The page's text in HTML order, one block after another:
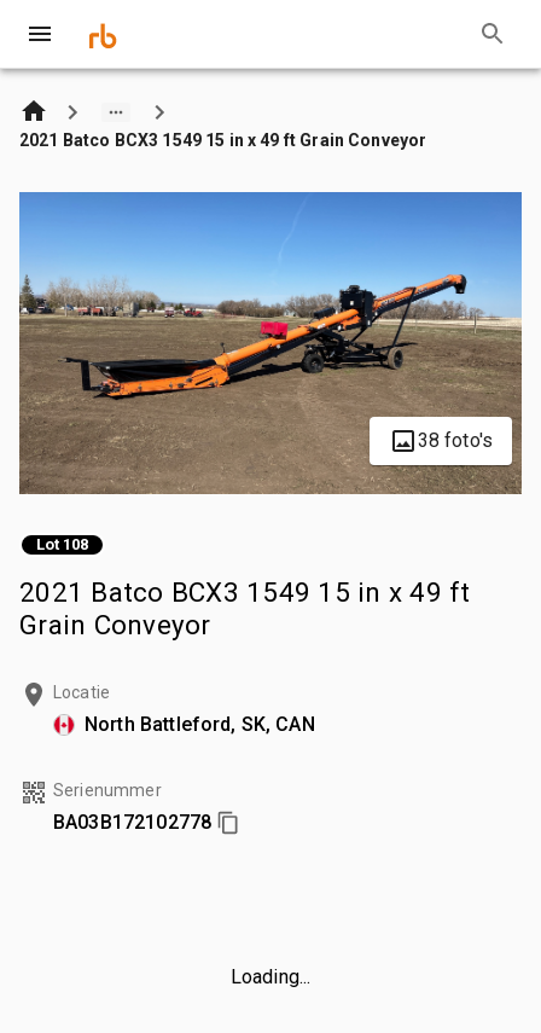
2021 Batco BCX3 1549 15 in x 49 ft Grain Conveyor
38 foto's
Lot 108
2021 Batco BCX3 1549 15 in x 49 ft
Grain Conveyor
Locatie
North Battleford, SK, CAN
Serienummer
BA03B172102778
Loading...